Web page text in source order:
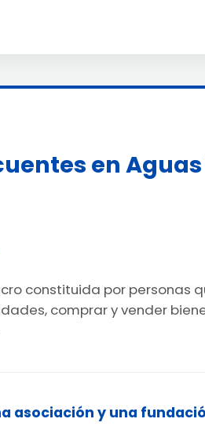
en
constituida por personas
comprar y vender
asociación y una